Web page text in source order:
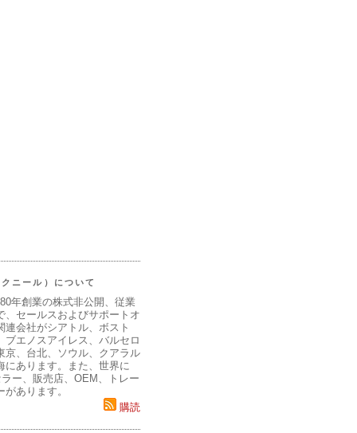
ニール）について
年創業の株式非公開、従業
、セールスおよびサポートオ
連会社がシアトル、ボスト
ブエノスアイレス、バルセロ
京、台北、ソウル、クアラル
にあります。また、世界に
ー、販売店、OEM、トレー
あります。
購読